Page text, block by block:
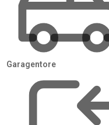
Garagentore
✓
In 24 h
Antwort
Innerhalb von 24